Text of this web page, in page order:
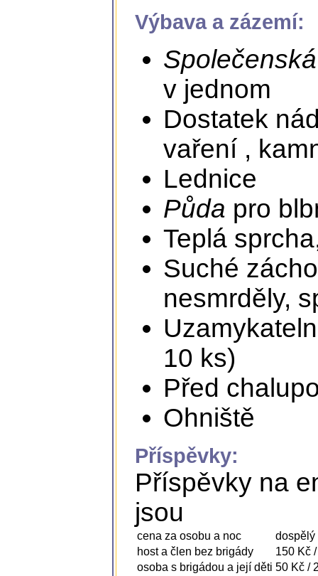
Výbava a zázemí:
v jednom
Dostatek
vaření ,
Lednice
Půda pro
Teplá
Suché
nesmrděly,
10 ks)
Před
Ohniště
Příspěvky:
Příspěvky na
jsou
cena za osobu a noc
dospělý
host a člen bez brigády
150 Kč
osoba s brigádou a její děti 50 Kč /